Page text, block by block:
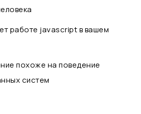
работе javascript в вашем
похоже на поведение
систем